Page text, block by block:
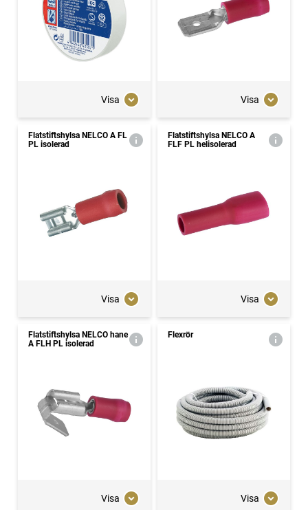
Visa Visa
Flatstiftshylsa NELCO A FL
PL isolerad
Visa
Flatstiftshylsa NELCO A
FLF PL helisolerad
Visa
Flatstiftshylsa NELCO hane
A FLH PL isolerad
Visa
Flexrör
Visa